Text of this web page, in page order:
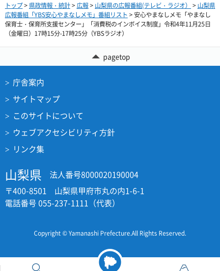
トップ> 県政情報・統計> 広報> 山梨県の広報番組(テレビ・ラジオ） > 山梨県
広報番組「YBS安心やまなしメモ」番組リスト > 安心やまなしメモ「やまなし
保育士・保育所支援センター」「消費税のインボイス制度」令和4年11月25日
（金曜日）17時15分-17時25分（YBSラジオ）
pagetop
庁舎案内
サイトマップ
このサイトについて
ウェブアクセシビリティ方針
リンク集
山梨県
法人番号8000020190004
〒400-8501 山梨県甲府市丸の内1-6-1
電話番号 055-237-1111（代表）
Copyright © Yamanashi Prefecture.All Rights Reserved.